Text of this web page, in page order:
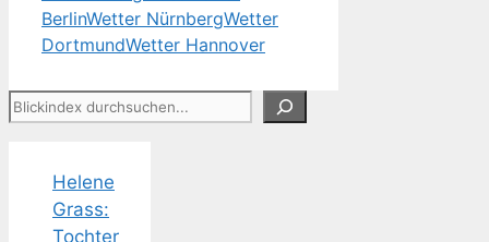
BerlinWetter NürnbergWetter
DortmundWetter Hannover
Suchen
Helene
Grass:
Tochter